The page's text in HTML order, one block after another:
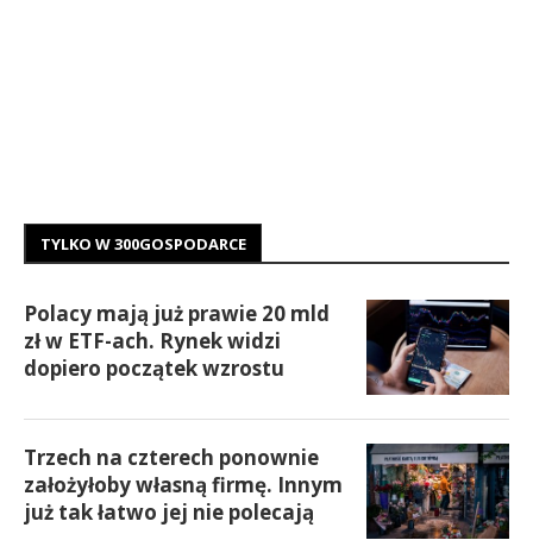
TYLKO W 300GOSPODARCE
Polacy mają już prawie 20 mld
zł w ETF-ach. Rynek widzi
dopiero początek wzrostu
Trzech na czterech ponownie
założyłoby własną firmę. Innym
już tak łatwo jej nie polecają